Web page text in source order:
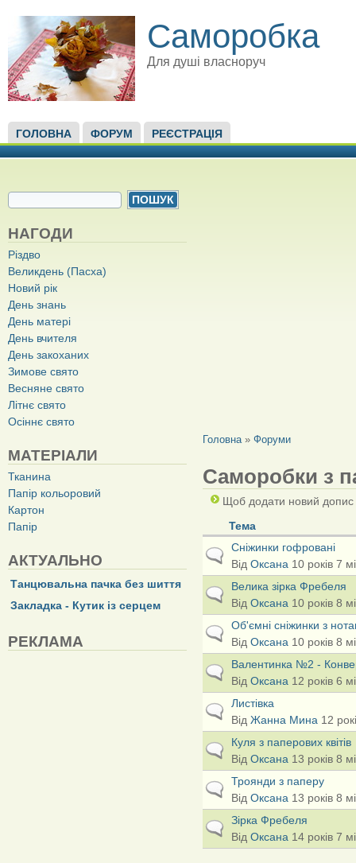
Саморобка
Для душі власноруч
ГОЛОВНЕ МЕНЮ
ГОЛОВНА ФОРУМ РЕЄСТРАЦІЯ
ПОШУКОВА ФОРМА
НАГОДИ
Різдво
Великдень (Пасха)
Новий рік
День знань
День матері
День вчителя
День закоханих
Зимове свято
Весняне свято
Літнє свято
Осіннє свято
МАТЕРІАЛИ
Тканина
Папір кольоровий
Картон
Папір
АКТУАЛЬНО
Танцювальна пачка без шиття
Закладка - Кутик із серцем
РЕКЛАМА
ВИ Є ТУТ
Головна» Форуми
Саморобки з
Щоб додати новий
Тема
Звичайна тема
Сніжинки гофровані
Від Оксана 10 років 7
Звичайна тема
Велика зірка Фребеля
Від Оксана 10 років 8
Звичайна тема
Об'ємні сніжинки з
Від Оксана 10 років 8
Звичайна тема
Валентинка №2 -
Від Оксана 12 років 6
Звичайна тема
Листівка
Від Жанна Мина 12
Звичайна тема
Куля з паперових квітів
Від Оксана 13 років 8
Звичайна тема
Троянди з паперу
Від Оксана 13 років 8
Звичайна тема
Зірка Фребеля
Від Оксана 14 років 7